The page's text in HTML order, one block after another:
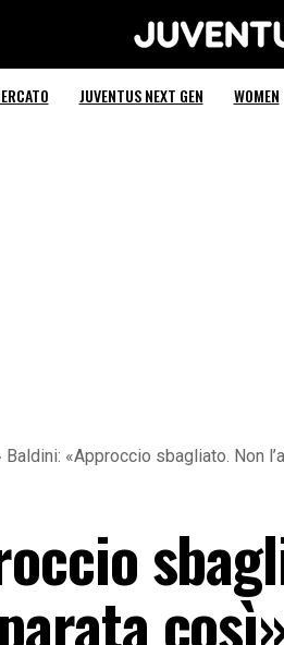
JUVENTUS NEXT GEN WOMEN
Baldini: «Approccio sbagliato. Non